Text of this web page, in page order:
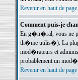
Revenir en haut de page
Comment puis-je
En g�n�ral, vous ne
th�me utilis�). La
mod�rateurs et
probablement un
Revenir en haut de page